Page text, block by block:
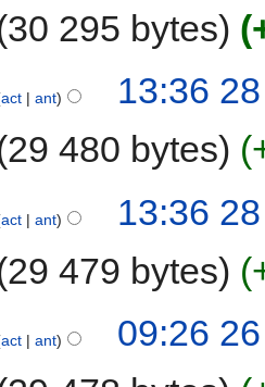
30 295 bytes
act ant
13:36
29 480 bytes
act ant
13:36
29 479 bytes
act ant
09:26